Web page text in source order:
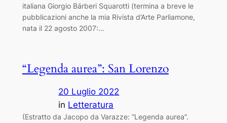
italiana Giorgio Bárberi Squarotti (termina a breve le
pubblicazioni anche la mia Rivista d’Arte Parliamone,
nata il 22 agosto 2007:…
“Legenda aurea”: San Lorenzo
20 Luglio 2022
in Letteratura
(Estratto da Jacopo da Varazze: “Legenda aurea”.